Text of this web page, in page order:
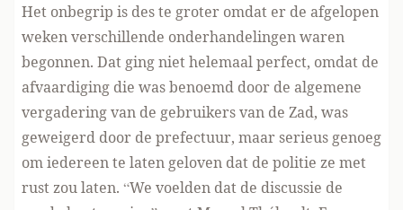
Het onbegrip is des te groter omdat er de afgelopen
weken verschillende onderhandelingen waren
begonnen. Dat ging niet helemaal perfect, omdat de
afvaardiging die was benoemd door de algemene
vergadering van de gebruikers van de Zad, was
geweigerd door de prefectuur, maar serieus genoeg
om iedereen te laten geloven dat de politie ze met
rust zou laten. “We voelden dat de discussie de